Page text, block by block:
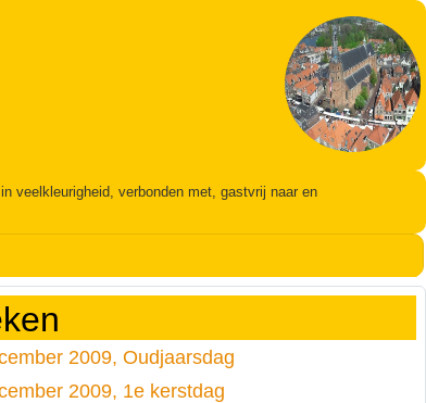
veelkleurigheid, verbonden met, gastvrij naar en
2009, Oudjaarsdag
2009, 1e kerstdag